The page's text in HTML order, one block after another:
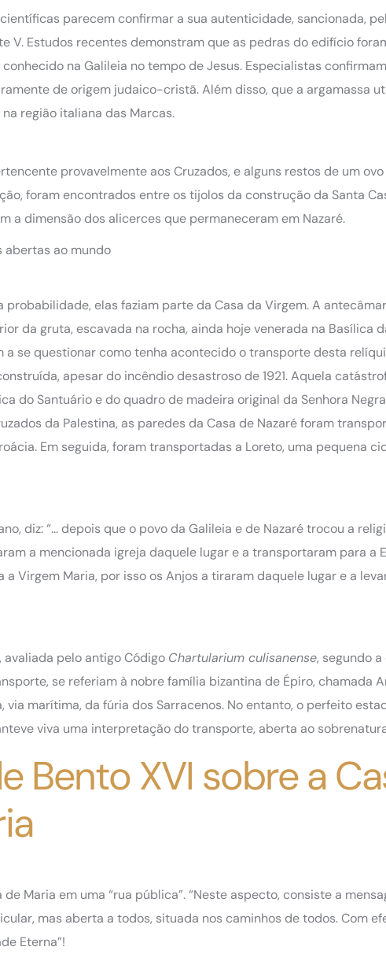
parecem confirmar a sua autenticidade, sancionada,
V. Estudos recentes demonstram que as pedras do edifício
na Galileia no tempo de Jesus. Especialistas
de origem judaico-cristã. Além disso, que a argamassa
região italiana das Marcas.
provavelmente aos Cruzados, e alguns restos de um
foram encontrados entre os tijolos da construção da Santa
a dimensão dos alicerces que permaneceram em Nazaré.
abertas ao mundo
probabilidade, elas faziam parte da Casa da Virgem. A
da gruta, escavada na rocha, ainda hoje venerada na Basílica
a se questionar como tenha acontecido o transporte desta
apesar do incêndio desastroso de 1921. Aquela
do Santuário e do quadro de madeira original da Senhora
da Palestina, as paredes da Casa de Nazaré foram
Em seguida, foram transportadas a Loreto, uma pequena
diz: “… depois que o povo da Galileia e de Nazaré trocou a
a mencionada igreja daquele lugar e a transportaram para a
a Virgem Maria, por isso os Anjos a tiraram daquele lugar e a
pelo antigo Código Chartularium culisanense, segundo a
se referiam à nobre família bizantina de Épiro, chamada
via marítima, da fúria dos Sarracenos. No entanto, o perfeito
viva uma interpretação do transporte, aberta ao
Bento XVI sobre a
Maria em uma “rua pública”. “Neste aspecto, consiste a
mas aberta a todos, situada nos caminhos de todos. Com
Eterna”!